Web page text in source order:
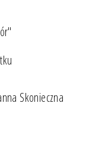
Skonieczna